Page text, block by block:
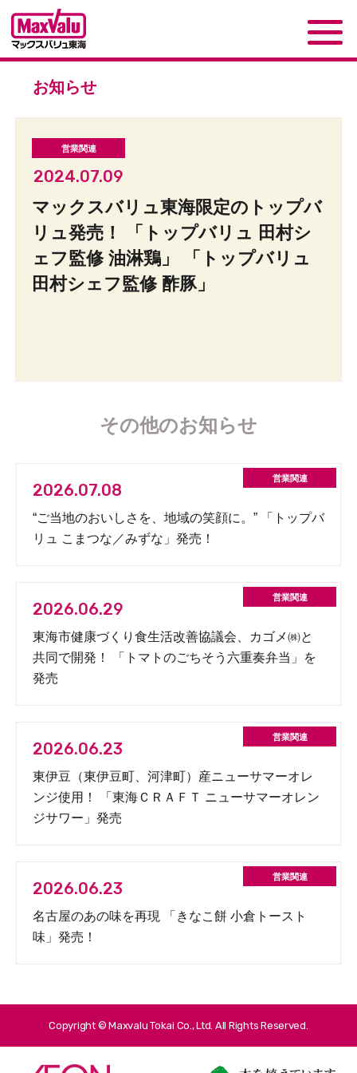
お知らせ
2024.07.09
マックスバリュ東海限定のトップバ
リュ発売！ 「トップバリュ 田村シ
ェフ監修 油淋鶏」 「トップバリュ
田村シェフ監修 酢豚」
その他のお知らせ
2026.07.08
“ご当地のおいしさを、地域の笑顔に。” 「トップバ
リュ こまつな／みずな」発売！
2026.06.29
東海市健康づくり食生活改善協議会、カゴメ㈱と
共同で開発！ 「トマトのごちそう六重奏弁当」を
発売
2026.06.23
東伊豆（東伊豆町、河津町）産ニューサマーオレ
ンジ使用！ 「東海ＣＲＡＦＴ ニューサマーオレン
ジサワー」発売
2026.06.23
名古屋のあの味を再現 「きなこ餅 小倉トースト
味」発売！
Copyright © Maxvalu Tokai Co., Ltd. All Rights Reserved.